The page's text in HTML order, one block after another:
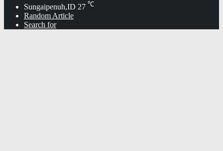
Sungaipenuh,ID 27 ℃
Random Article
Search for